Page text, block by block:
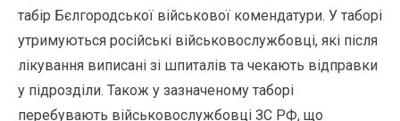
табір Бєлгородської військової комендатури. У таборі
утримуються російські військовослужбовці, які після
лікування виписані зі шпиталів та чекають відправки
у підрозділи. Також у зазначеному таборі
перебувають військовослужбовці ЗС РФ, що